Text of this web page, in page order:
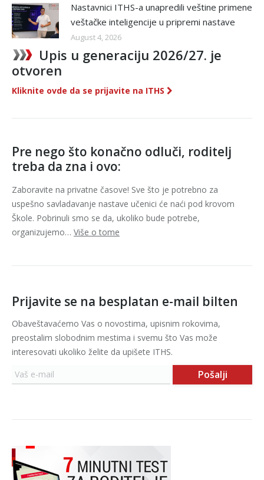
Nastavnici ITHS-a unapredili veštine primene
veštačke inteligencije u pripremi nastave
August 4, 2026
Upis u generaciju 2026/27. je
otvoren
Kliknite ovde da se prijavite na ITHS
Pre nego što konačno odluči, roditelj
treba da zna i ovo:
Zaboravite na privatne časove! Sve što je potrebno za
uspešno savladavanje nastave učenici će naći pod krovom
Škole. Pobrinuli smo se da, ukoliko bude potrebe,
organizujemo… Više o tome
Prijavite se na besplatan e-mail bilten
Obaveštavaćemo Vas o novostima, upisnim rokovima,
preostalim slobodnim mestima i svemu što Vas može
interesovati ukoliko želite da upišete ITHS.